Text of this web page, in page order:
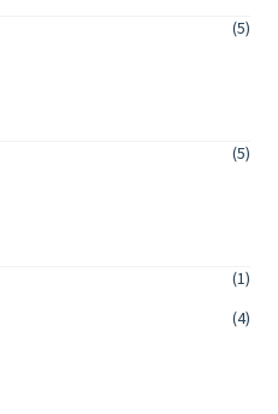
(5)
(5)
(1)
(4)